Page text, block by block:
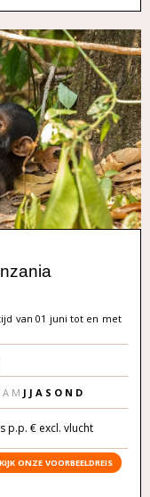
van 01 juni tot en met
A M J J A S O N D
p.p. € excl. vlucht
ONZE VOORBEELDREIS